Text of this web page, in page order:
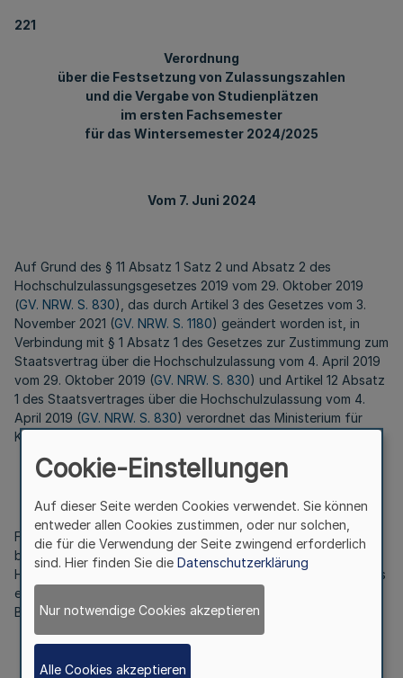
221
Verordnung
über die Festsetzung von Zulassungszahlen
und die Vergabe von Studienplätzen
im ersten Fachsemester
für das Wintersemester 2024/2025
Vom 7. Juni 2024
Auf Grund des § 11 Absatz 1 Satz 2 und Absatz 2 des
Hochschulzulassungsgesetzes 2019 vom 29. Oktober 2019
(GV. NRW. S. 830), das durch Artikel 3 des Gesetzes vom 3.
November 2021 (GV. NRW. S. 1180) geändert worden ist, in
Verbindung mit § 1 Absatz 1 des Gesetzes zur Zustimmung zum
Staatsvertrag über die Hochschulzulassung vom 4. April 2019
vom 29. Oktober 2019 (GV. NRW. S. 830) und Artikel 12 Absatz
1 des Staatsvertrages über die Hochschulzulassung vom 4.
April 2019 (GV. NRW. S. 830) verordnet das Ministerium für
Kultur und Wissenschaft:
§ 1
Für die in den Anlagen 1 bis 3 zu dieser Verordnung
bezeichneten Studiengänge wird an den dort genannten
Hochschulen die Zahl der im Wintersemester 2024/2025 in das
erste Fachsemester aufzunehmenden Bewerberinnen und
Bewerber nach Maßgabe der Anlagen festgesetzt.
Cookie-Einstellungen
Auf dieser Seite werden Cookies verwendet. Sie können
entweder allen Cookies zustimmen, oder nur solchen,
die für die Verwendung der Seite zwingend erforderlich
sind. Hier finden Sie die Datenschutzerklärung
Nur notwendige Cookies akzeptieren
Alle Cookies akzeptieren